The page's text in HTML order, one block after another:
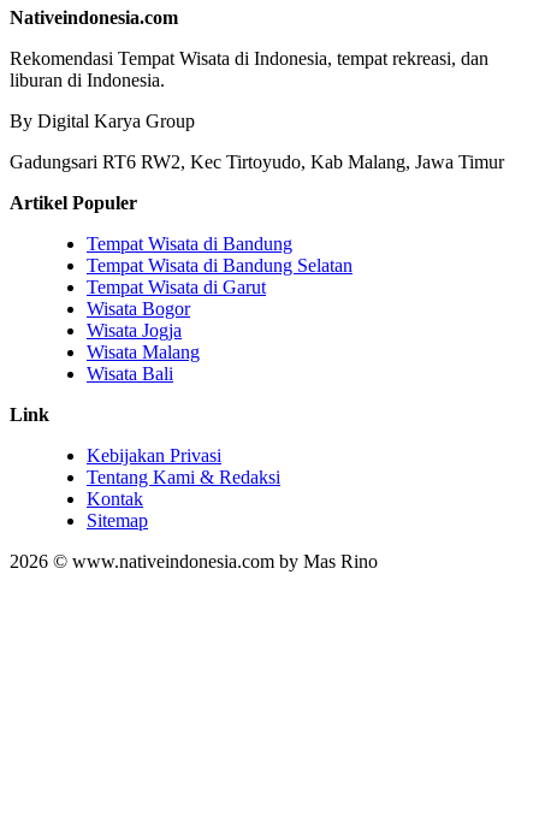
Nativeindonesia.com
Rekomendasi Tempat Wisata di Indonesia, tempat rekreasi, dan
liburan di Indonesia.
By Digital Karya Group
Gadungsari RT6 RW2, Kec Tirtoyudo, Kab Malang, Jawa Timur
Artikel Populer
Tempat Wisata di Bandung
Tempat Wisata di Bandung Selatan
Tempat Wisata di Garut
Wisata Bogor
Wisata Jogja
Wisata Malang
Wisata Bali
Link
Kebijakan Privasi
Tentang Kami & Redaksi
Kontak
Sitemap
2026 © www.nativeindonesia.com by Mas Rino